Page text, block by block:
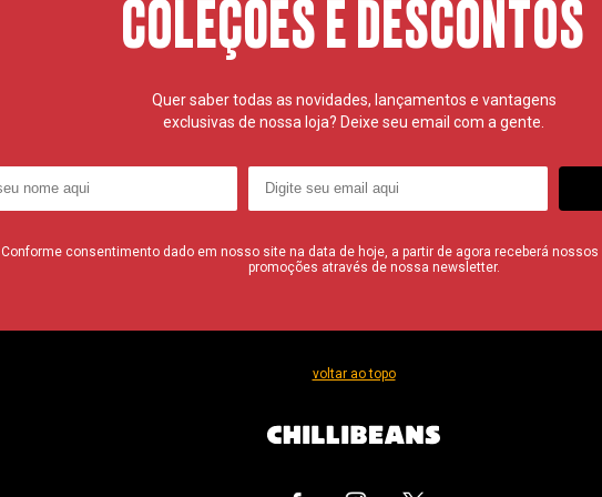
COLEÇÕES E DESCONTOS
Quer saber todas as novidades, lançamentos e vantagens
exclusivas de nossa loja? Deixe seu email com a gente.
Conforme consentimento dado em nosso site na data de hoje, a partir de agora receberá
promoções através de nossa newsletter.
voltar ao topo